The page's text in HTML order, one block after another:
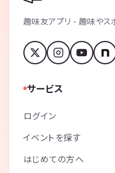
趣味友アプリ - 趣味やス
サービス
ログイン
イベントを探す
はじめての方へ